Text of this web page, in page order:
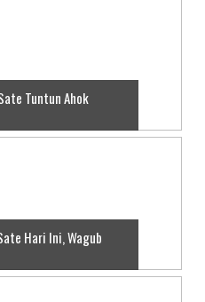
Tuntun Ahok
Hari Ini, Wagub